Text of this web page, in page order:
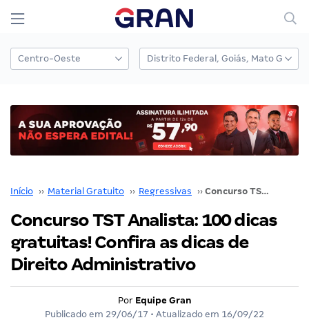
Início ›› Material Gratuito ›› Regressivas ›› Concurso TST Analista: 100 dicas gratuitas! Confira as dicas de Direito Administrativo
Concurso TST Analista: 100 dicas
gratuitas! Confira as dicas de
Direito Administrativo
Por Equipe Gran
Publicado em 29/06/17 • Atualizado em 16/09/22